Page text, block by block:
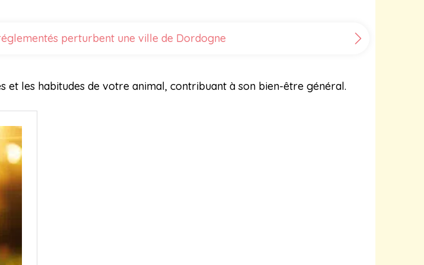
perturbent une ville de Dordogne
les habitudes de votre animal, contribuant à son bien-être général.